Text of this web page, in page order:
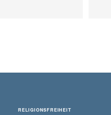
RELIGIONSFREIHEIT